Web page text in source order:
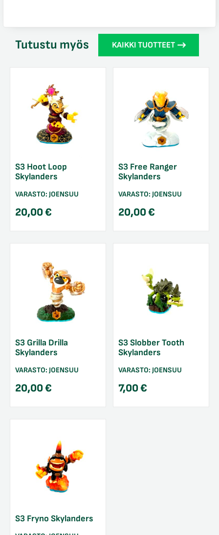
Tutustu myös KAIKKI TUOTTEET
S3 Hoot Loop
Skylanders
VARASTO: JOENSUU
20,00€
S3 Free Ranger
Skylanders
VARASTO: JOENSUU
20,00€
S3 Grilla Drilla
Skylanders
VARASTO: JOENSUU
20,00€
S3 Slobber Tooth
Skylanders
VARASTO: JOENSUU
7,00€
S3 Fryno Skylanders